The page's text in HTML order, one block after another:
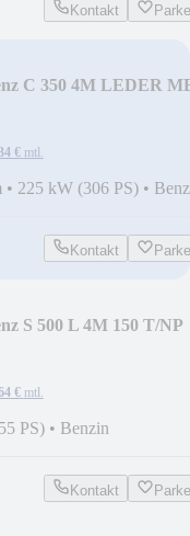
Kontakt
C 350 4M LEDER
€ mtl.
• 225 kW (306 PS) •
Kontakt
S 500 L 4M 150 T/NP
€ mtl.
PS) • Benzin
Kontakt